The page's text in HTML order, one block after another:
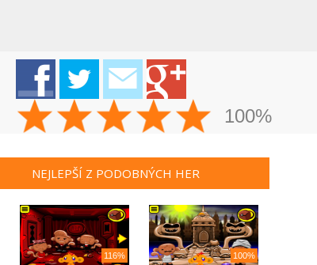
100%
NEJLEPŠÍ Z PODOBNÝCH HER
116% 100%